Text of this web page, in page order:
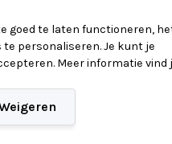
kerst magie.
goed te laten functioneren,
personaliseren. Je kunt je
Meer informatie vind